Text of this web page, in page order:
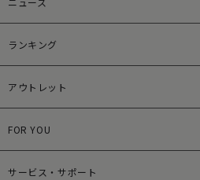
ランキング
アウトレット
FOR YOU
サービス・サポート